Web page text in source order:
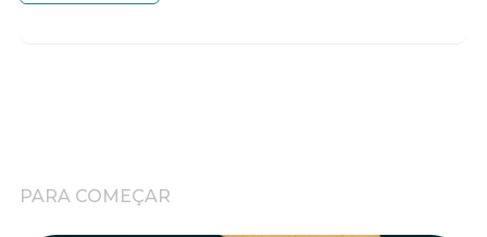
PARA COMEÇAR